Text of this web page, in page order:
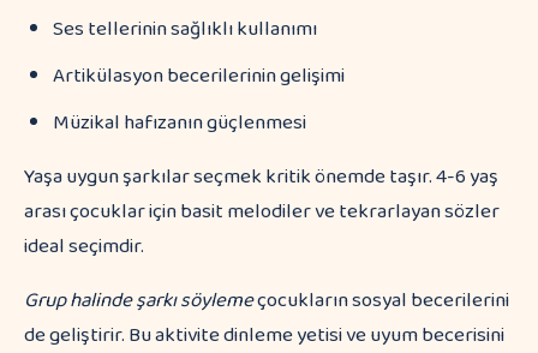
Ses tellerinin sağlıklı kullanımı
Artikülasyon becerilerinin gelişimi
Müzikal hafızanın güçlenmesi
Yaşa uygun şarkılar seçmek kritik önemde taşır. 4-6 yaş
arası çocuklar için basit melodiler ve tekrarlayan sözler
ideal seçimdir.
Grup halinde şarkı söylemeçocukların sosyal becerilerini
de geliştirir. Bu aktivite dinleme yetisi ve uyum becerisini